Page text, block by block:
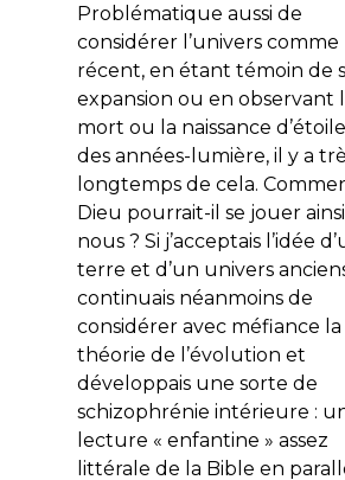
Problématique aussi de
considérer l’univers comme
récent, en étant témoin de
expansion ou en observant
mort ou la naissance
des années-lumière, il y a
longtemps de cela.
Dieu pourrait-il se jouer
nous ? Si j’acceptais l’idée
terre et d’un univers
continuais néanmoins de
considérer avec méfiance la
théorie de l’évolution et
développais une sorte de
schizophrénie intérieure :
lecture « enfantine » assez
littérale de la Bible en